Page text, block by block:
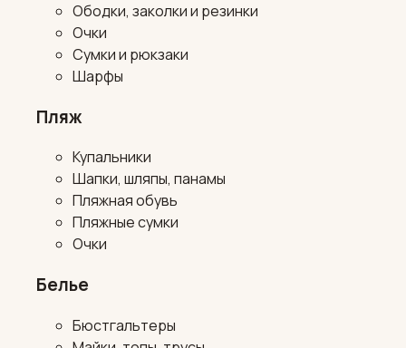
Ободки, заколки и резинки
Очки
Сумки и рюкзаки
Шарфы
Пляж
Купальники
Шапки, шляпы, панамы
Пляжная обувь
Пляжные сумки
Очки
Белье
Бюстгальтеры